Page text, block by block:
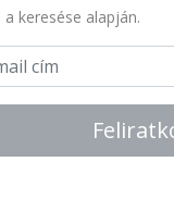
keresése alapján.